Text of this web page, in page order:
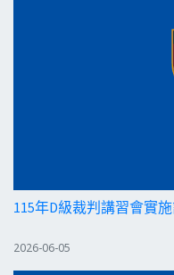
115年D級裁判講習會實
2026-06-05